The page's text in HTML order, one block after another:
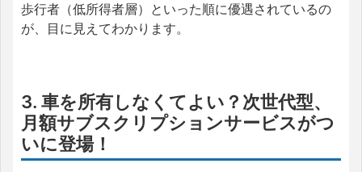
歩行者（低所得者層）といった順に優遇されているの
が、目に見えてわかります。
3. 車を所有しなくてよい？次世代型、
月額サブスクリプションサービスがつ
いに登場！